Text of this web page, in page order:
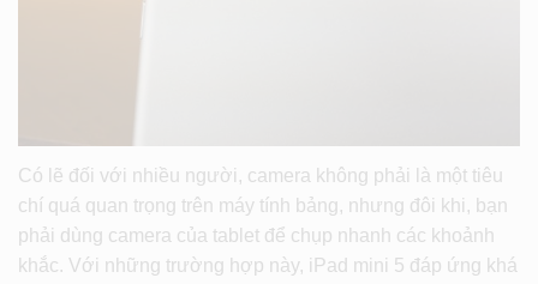
Có lẽ đối với nhiều người, camera không phải là một tiêu
chí quá quan trọng trên máy tính bảng, nhưng đôi khi, bạn
phải dùng camera của tablet để chụp nhanh các khoảnh
khắc. Với những trường hợp này, iPad mini 5 đáp ứng khá